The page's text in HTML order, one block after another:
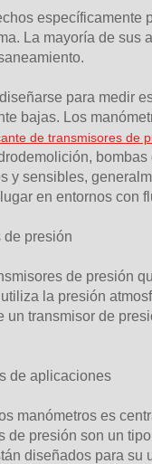
La mayoría de
para medir
bajas. Los
de transmisores de
y sensibles,
en entornos con
de presión
de presión
la presión
transmisor de
de aplicaciones
manómetros es
de presión son un
diseñados para su